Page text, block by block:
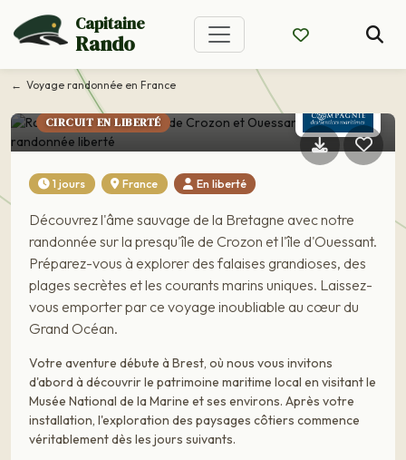
Capitaine
Rando
Voyage randonnée en France
Randonnée La
presqu'île de Crozon et
Ouessant : Séjour
randonnée liberté
CIRCUIT EN LIBERTÉ
1 jours France En liberté
Découvrez l'âme sauvage de la Bretagne avec notre
randonnée sur la presqu'île de Crozon et l'île d'Ouessant.
Préparez-vous à explorer des falaises grandioses, des
plages secrètes et les courants marins uniques. Laissez-
vous emporter par ce voyage inoubliable au cœur du
Grand Océan.
Votre aventure débute à Brest, où nous vous invitons
d'abord à découvrir le patrimoine maritime local en visitant le
Musée National de la Marine et ses environs. Après votre
installation, l'exploration des paysages côtiers commence
véritablement dès les jours suivants.